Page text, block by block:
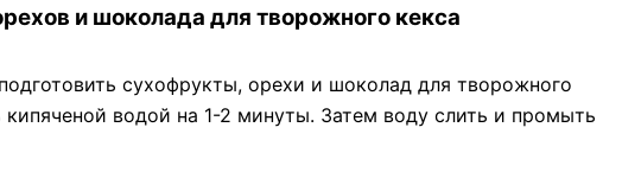
и шоколада для творожного кекса
сухофрукты, орехи и шоколад для творожного
водой на 1-2 минуты. Затем воду слить и промыть